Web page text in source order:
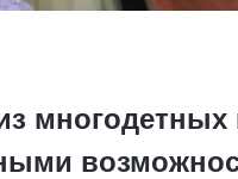
многодетных